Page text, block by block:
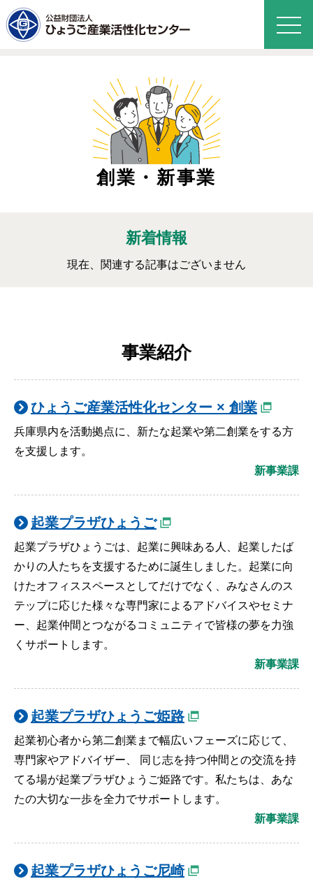
創業・新事業
新着情報
現在、関連する記事はございません
事業紹介
ひょうご産業活性化センター × 創業
兵庫県内を活動拠点に、新たな起業や第二創業をする方
を支援します。
新事業課
起業プラザひょうご
起業プラザひょうごは、起業に興味ある人、起業したば
かりの人たちを支援するために誕生しました。起業に向
けたオフィススペースとしてだけでなく、みなさんのス
テップに応じた様々な専門家によるアドバイスやセミナ
ー、起業仲間とつながるコミュニティで皆様の夢を力強
くサポートします。
新事業課
起業プラザひょうご姫路
起業初心者から第二創業まで幅広いフェーズに応じて、
専門家やアドバイザー、 同じ志を持つ仲間との交流を持
てる場が起業プラザひょうご姫路です。私たちは、あな
たの大切な一歩を全力でサポートします。
新事業課
起業プラザひょうご尼崎